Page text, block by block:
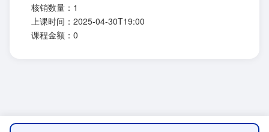
核销数量：1
上课时间：2025-04-30T19:00
课程金额：0